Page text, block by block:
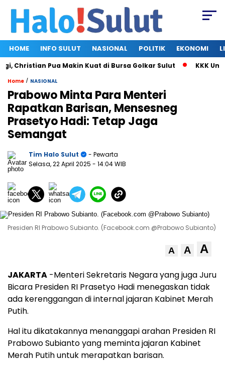
HOME INFO SULUT NASIONAL POLITIK EKONOMI
Pua Makin Kuat di Bursa Golkar Sulut KKK
Home / NASIONAL
Prabowo Minta Para Menteri
Rapatkan Barisan, Mensesneg
Prasetyo Hadi: Tetap Jaga
Semangat
Tim Halo Sulut
- Pewarta
Selasa, 22 April 2025 - 14:04 WIB
Presiden RI Prabowo Subianto. (Facebook.com @Prabowo Subianto)
A A A
JAKARTA -Menteri Sekretaris Negara yang juga Juru
Bicara Presiden RI Prasetyo Hadi menegaskan tidak
ada kerenggangan di internal jajaran Kabinet Merah
Putih.
Hal itu dikatakannya menanggapi arahan Presiden RI
Prabowo Subianto yang meminta jajaran Kabinet
Merah Putih untuk merapatkan barisan.